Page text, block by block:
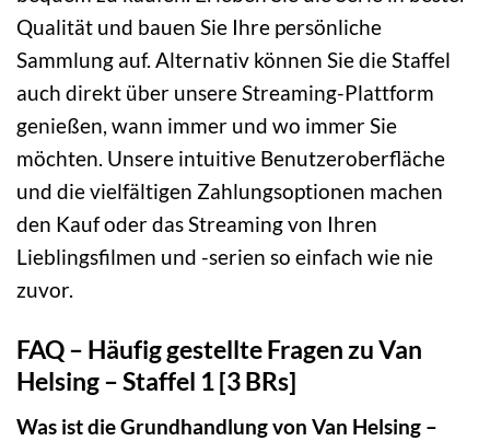
Qualität und bauen Sie Ihre persönliche
Sammlung auf. Alternativ können Sie die Staffel
auch direkt über unsere Streaming-Plattform
genießen, wann immer und wo immer Sie
möchten. Unsere intuitive Benutzeroberfläche
und die vielfältigen Zahlungsoptionen machen
den Kauf oder das Streaming von Ihren
Lieblingsfilmen und -serien so einfach wie nie
zuvor.
FAQ – Häufig gestellte Fragen zu Van
Helsing – Staffel 1 [3 BRs]
Was ist die Grundhandlung von Van Helsing –